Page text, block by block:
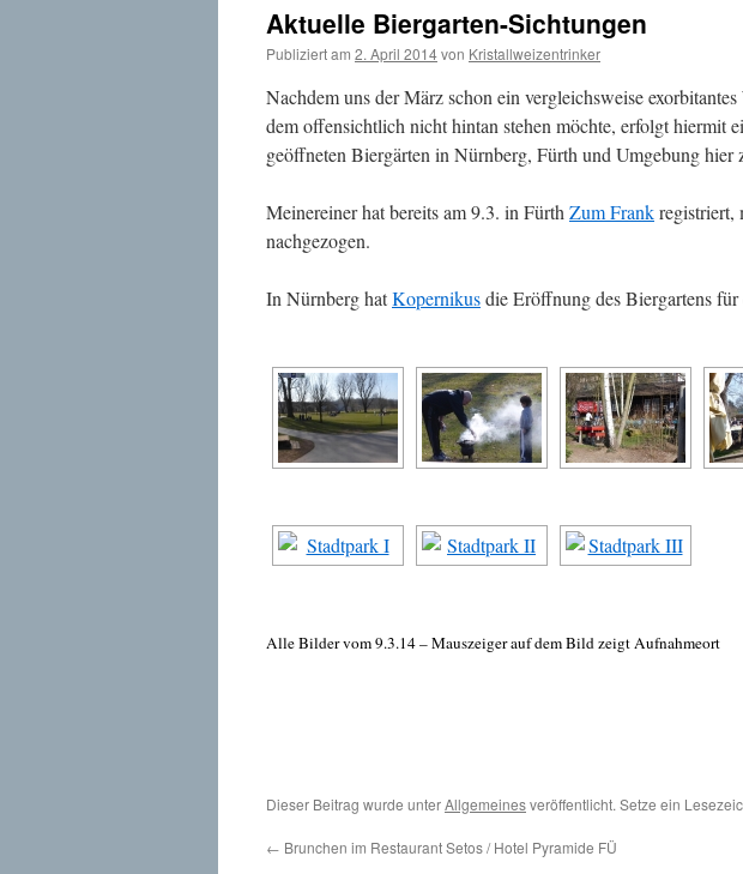
Aktuelle Biergarten-Sichtungen
Publiziert am 2. April 2014von Kristallweizentrinker
Nachdem uns der März schon ein vergleichsweise
dem offensichtlich nicht hintan stehen möchte, erfolgt hiermit
geöffneten Biergärten in Nürnberg, Fürth und Umgebung hier
Meinereiner hat bereits am 9.3. in Fürth Zum Frankregistriert,
nachgezogen.
In Nürnberg hatKopernikusdie Eröffnung des Biergartens
Alle Bilder vom 9.3.14 – Mauszeiger auf dem Bild zeigt Aufnahmeort
Dieser Beitrag wurde unterAllgemeinesveröffentlicht. Setze ein
← Brunchen im Restaurant Setos / Hotel Pyramide FÜ